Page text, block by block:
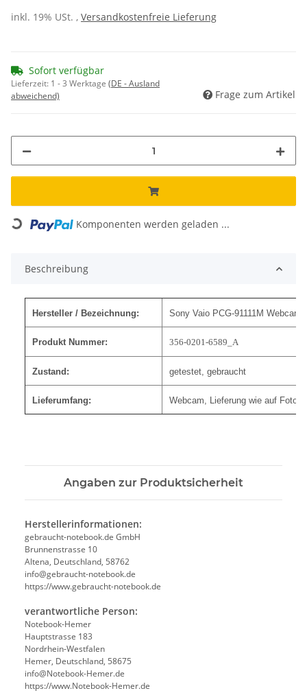
inkl. 19% USt. , Versandkostenfreie Lieferung
Sofort verfügbar
Lieferzeit: 1 - 3 Werktage (DE - Ausland
abweichend)
Frage zum Artikel
Loading... Komponenten werden geladen ...
Beschreibung
Hersteller / Bezeichnung: Sony Vaio PCG-91111M
Produkt Nummer: 356-0201-6589_A
Zustand: getestet, gebraucht
Lieferumfang: Webcam, Lieferung wie auf Foto
Angaben zur Produktsicherheit
Herstellerinformationen:
gebraucht-notebook.de GmbH
Brunnenstrasse 10
Altena, Deutschland, 58762
info@gebraucht-notebook.de
https://www.gebraucht-notebook.de
verantwortliche Person:
Notebook-Hemer
Hauptstrasse 183
Nordrhein-Westfalen
Hemer, Deutschland, 58675
info@Notebook-Hemer.de
https://www.Notebook-Hemer.de